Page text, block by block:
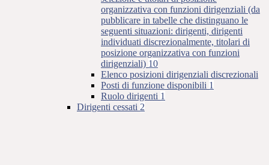
organizzativa con funzioni dirigenziali (da
pubblicare in tabelle che distinguano le
seguenti situazioni: dirigenti, dirigenti
individuati discrezionalmente, titolari di
posizione organizzativa con funzioni
dirigenziali) 10
Elenco posizioni dirigenziali discrezionali
Posti di funzione disponibili 1
Ruolo dirigenti 1
Dirigenti cessati 2